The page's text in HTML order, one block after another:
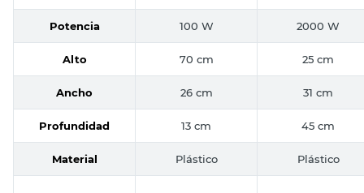
Potencia 100 W 2000 W
Alto 70 cm 25 cm
Ancho 26 cm 31 cm
Profundidad 13 cm 45 cm
Material Plástico Plástico